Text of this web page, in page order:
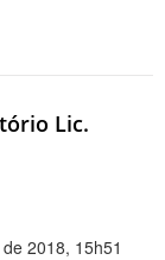
Lic.
2018, 15h51